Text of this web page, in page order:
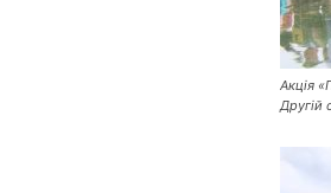
Акція
Другій